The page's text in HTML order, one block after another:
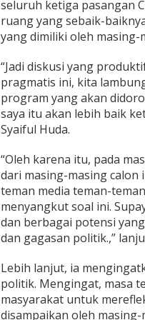
n
seluruh ketiga pasangan
ruang yang sebaik-
yang dimiliki oleh masing-
“Jadi diskusi yang
pragmatis ini, kita
program yang akan
saya itu akan lebih baik
Syaiful Huda.
“Oleh karena itu, pada
dari masing-masing calon
teman media teman-
menyangkut soal ini.
dan berbagai potensi
dan gagasan politik.,”
Lebih lanjut, ia
politik. Mengingat, masa
masyarakat untuk
disampaikan oleh masing-